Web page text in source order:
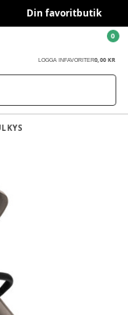
Din favoritbutik
LOGGA IN FAVORITER0,00 KR
0